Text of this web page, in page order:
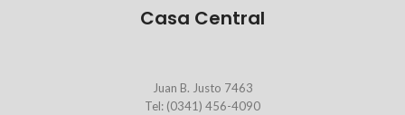
Casa Central
Juan B. Justo 7463
Tel: (0341) 456-4090